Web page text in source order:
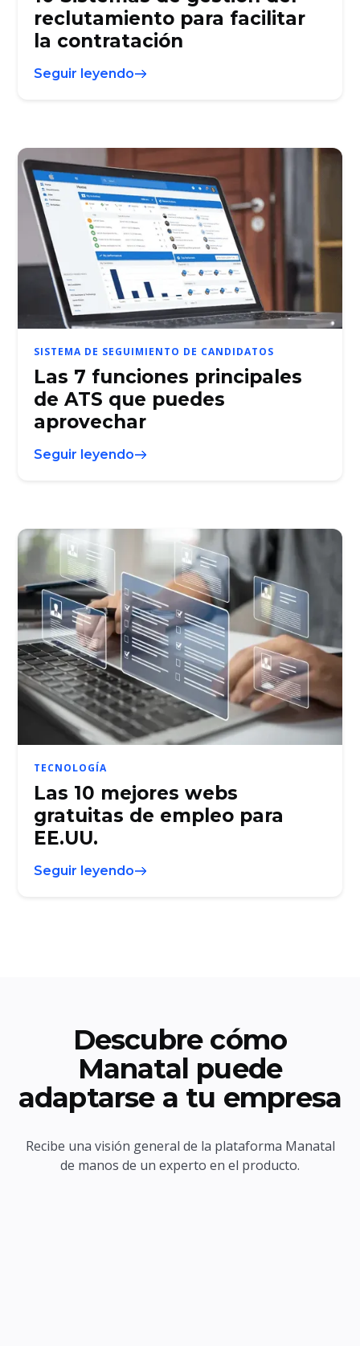
reclutamiento para facilitar
la contratación
Seguir leyendo
SISTEMA DE SEGUIMIENTO DE CANDIDATOS
Las 7 funciones principales
de ATS que puedes
aprovechar
Seguir leyendo
TECNOLOGÍA
Las 10 mejores webs
gratuitas de empleo para
EE.UU.
Seguir leyendo
Descubre cómo
Manatal puede
adaptarse a tu empresa
Recibe una visión general de la plataforma Manatal
de manos de un experto en el producto.